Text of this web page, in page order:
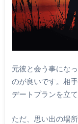
元彼と会う事にな
のが良いです。相
デートプランを立
ただ、思い出の場